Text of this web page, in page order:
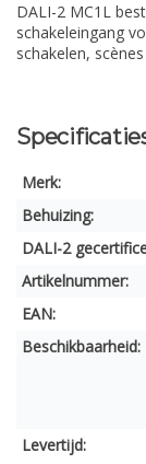
DALI-2 MC1L
schakeleingang
schakelen,
Merk:
Behuizing:
DALI-2
Artikelnummer:
EAN:
Beschikbaarheid:
Levertijd: